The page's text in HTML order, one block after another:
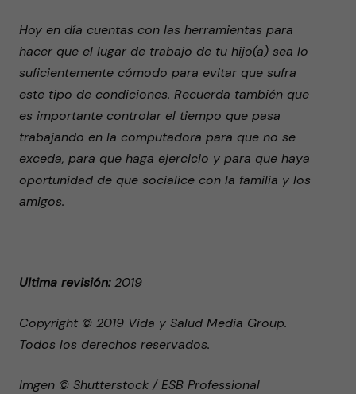
Hoy en día cuentas con las herramientas para
hacer que el lugar de trabajo de tu hijo(a) sea lo
suficientemente cómodo para evitar que sufra
este tipo de condiciones. Recuerda también que
es importante controlar el tiempo que pasa
trabajando en la computadora para que no se
exceda, para que haga ejercicio y para que haya
oportunidad de que socialice con la familia y los
amigos.
Ultima revisión:2019
Copyright © 2019 Vida y Salud Media Group.
Todos los derechos reservados.
Imgen © Shutterstock / ESB Professional